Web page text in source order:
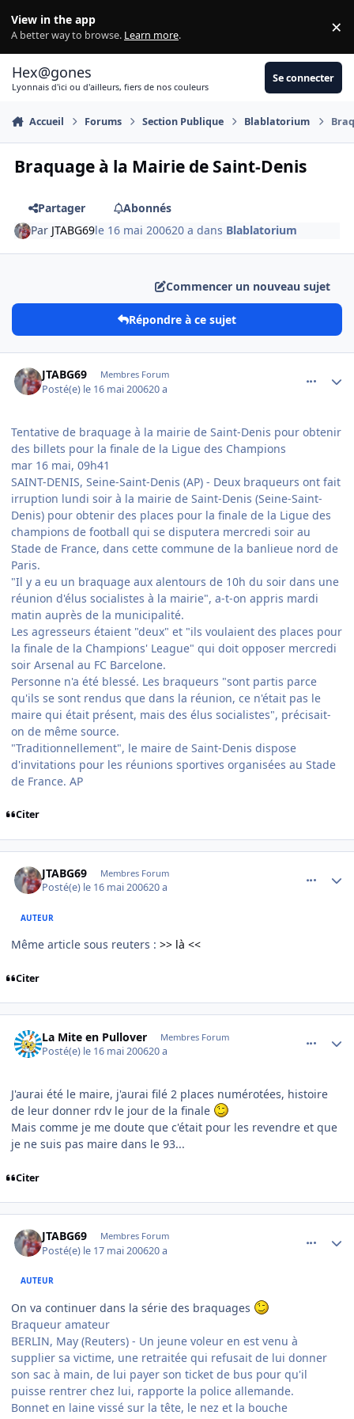
View in the app
A better way to browse. Learn more. ×
Hex@gones
Lyonnais d'ici ou d'ailleurs, fiers de nos couleurs
Se connecter
Accueil Forums Section Publique Blablatorium
Braquage à la Mairie de Saint-Denis
Partager
Abonnés
Par JTABG69le 16 mai 200620 a dans Blablatorium
Commencer un nouveau sujet
Répondre à ce sujet
JTABG69 Membres Forum
Posté(e) le 16 mai 200620 a
Tentative de braquage à la mairie de Saint-Denis pour obtenir
des billets pour la finale de la Ligue des Champions
mar 16 mai, 09h41
SAINT-DENIS, Seine-Saint-Denis (AP) - Deux braqueurs ont fait
irruption lundi soir à la mairie de Saint-Denis (Seine-Saint-
Denis) pour obtenir des places pour la finale de la Ligue des
champions de football qui se disputera mercredi soir au
Stade de France, dans cette commune de la banlieue nord de
Paris.
"Il y a eu un braquage aux alentours de 10h du soir dans une
réunion d'élus socialistes à la mairie", a-t-on appris mardi
matin auprès de la municipalité.
Les agresseurs étaient "deux" et "ils voulaient des places pour
la finale de la Champions' League" qui doit opposer mercredi
soir Arsenal au FC Barcelone.
Personne n'a été blessé. Les braqueurs "sont partis parce
qu'ils se sont rendus que dans la réunion, ce n'était pas le
maire qui était présent, mais des élus socialistes", précisait-
on de même source.
"Traditionnellement", le maire de Saint-Denis dispose
d'invitations pour les réunions sportives organisées au Stade
de France. AP
Citer
JTABG69 Membres Forum
Posté(e) le 16 mai 200620 a
AUTEUR
Même article sous reuters : >> là <<
Citer
La Mite en Pullover Membres Forum
Posté(e) le 16 mai 200620 a
J'aurai été le maire, j'aurai filé 2 places numérotées, histoire
de leur donner rdv le jour de la finale
Mais comme je me doute que c'était pour les revendre et que
je ne suis pas maire dans le 93...
Citer
JTABG69 Membres Forum
Posté(e) le 17 mai 200620 a
AUTEUR
On va continuer dans la série des braquages
Braqueur amateur
BERLIN, May (Reuters) - Un jeune voleur en est venu à
supplier sa victime, une retraitée qui refusait de lui donner
son sac à main, de lui payer son ticket de bus pour qu'il
puisse rentrer chez lui, rapporte la police allemande.
Bonnet en laine vissé sur la tête, le nez et la bouche